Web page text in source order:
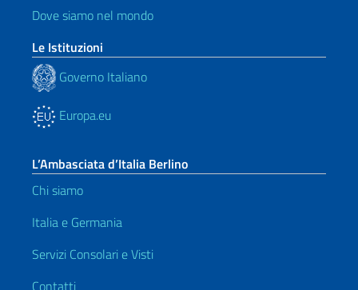
Dove siamo nel mondo
Le Istituzioni
Governo Italiano
Europa.eu
L’Ambasciata d’Italia Berlino
Chi siamo
Italia e Germania
Servizi Consolari e Visti
Contatti